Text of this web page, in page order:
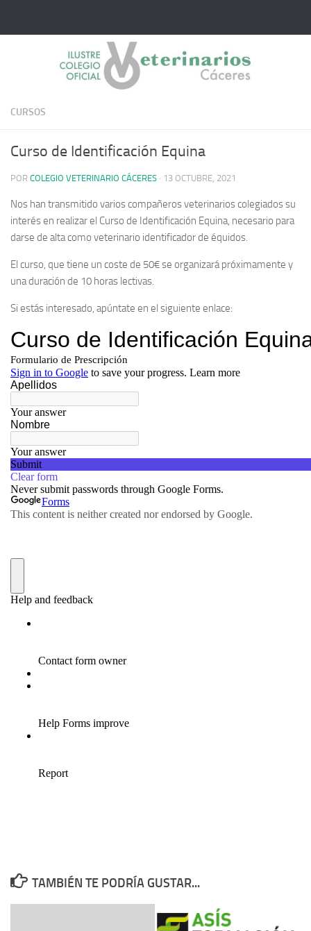
CURSOS
Curso de Identificación Equina
POR COLEGIO VETERINARIO CÁCERES · 13 OCTUBRE, 2021
Nos han transmitido varios compañeros veterinarios colegiados su
interés en realizar el Curso de Identificación Equina, necesario para
darse de alta como veterinario identificador de équidos.
El curso, que tiene un coste de 50€ se organizará próximamente y
una duración de 10 horas lectivas.
Si estás interesado, apúntate en el siguiente enlace:
TAMBIÉN TE PODRÍA GUSTAR...